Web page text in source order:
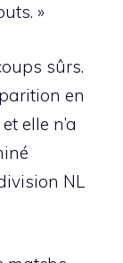
»
sûrs.
en
elle n’a
NL